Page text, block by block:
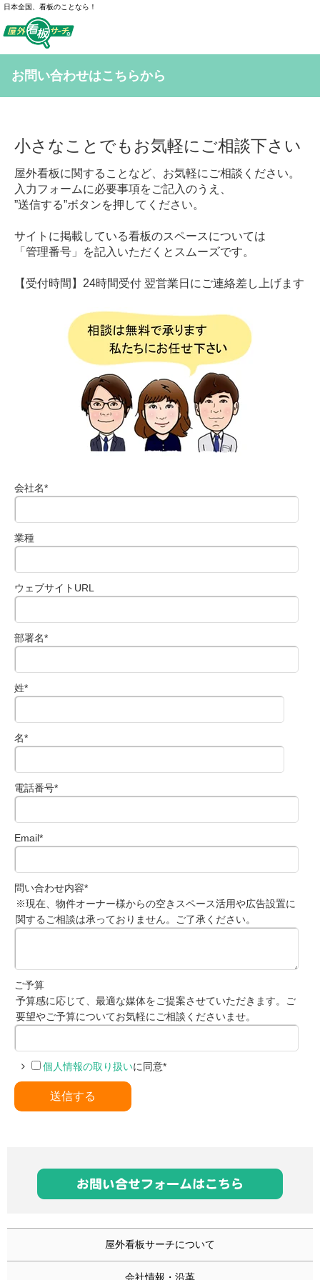
日本全国、看板のことなら！
お問い合わせはこちらから
小さなことでもお気軽にご相談下さい
屋外看板に関することなど、お気軽にご相談ください。
入力フォームに必要事項をご記入のうえ、
”送信する”ボタンを押してください。
サイトに掲載している看板のスペースについては
「管理番号」を記入いただくとスムーズです。
【受付時間】24時間受付 翌営業日にご連絡差し上げます
会社名*
業種
ウェブサイトURL
部署名*
姓*
名*
電話番号*
Email*
問い合わせ内容*
※現在、物件オーナー様からの空きスペース活用や広告設置に
関するご相談は承っておりません。ご了承ください。
ご予算
予算感に応じて、最適な媒体をご提案させていただきます。ご
要望やご予算についてお気軽にご相談くださいませ。
個人情報の取り扱いに同意*
屋外看板サーチについて
会社情報・沿革